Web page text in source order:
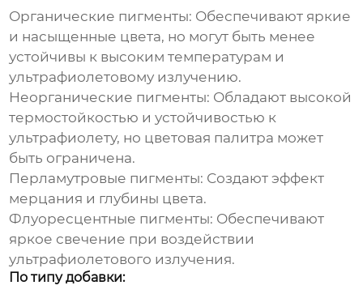
Органические пигменты: Обеспечивают яркие
и насыщенные цвета, но могут быть менее
устойчивы к высоким температурам и
ультрафиолетовому излучению.
Неорганические пигменты: Обладают высокой
термостойкостью и устойчивостью к
ультрафиолету, но цветовая палитра может
быть ограничена.
Перламутровые пигменты: Создают эффект
мерцания и глубины цвета.
Флуоресцентные пигменты: Обеспечивают
яркое свечение при воздействии
ультрафиолетового излучения.
По типу добавки: